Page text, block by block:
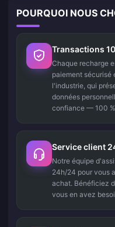
POURQUOI NOUS
Transactions
Chaque recharge
paiement sécurisé
l'industrie, qui
données
confiance — 100
Service client
Notre équipe
24h/24 pour vous
achat. Bénéficiez
vous en avez